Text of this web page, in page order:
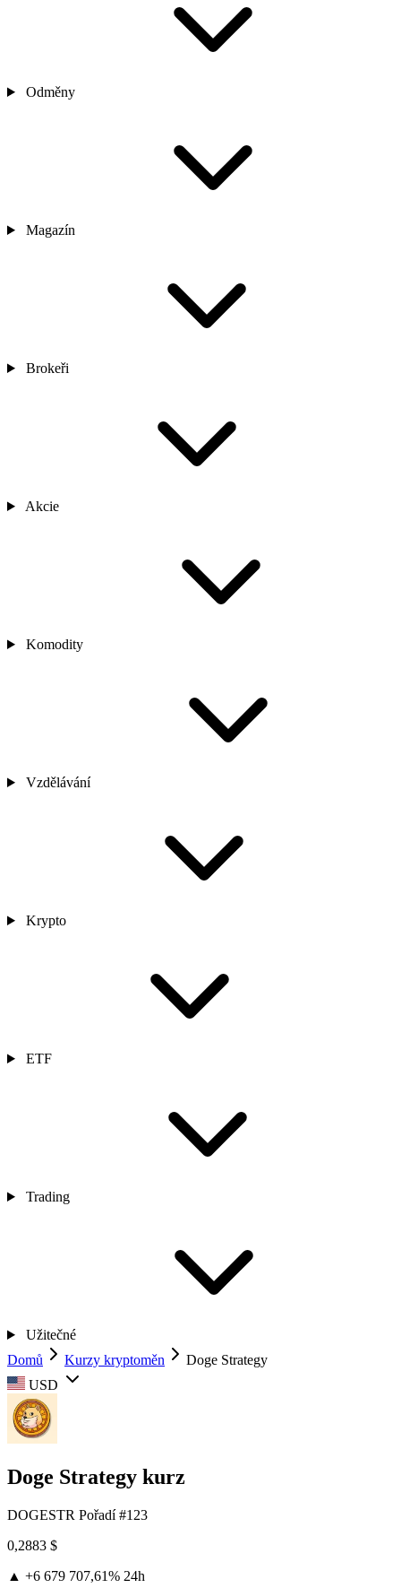
Odměny
Magazín
Brokeři
Akcie
Komodity
Vzdělávání
Krypto
ETF
Trading
Užitečné
Domů
Kurzy kryptoměn
Doge Strategy
USD
Doge Strategy kurz
DOGESTR Pořadí #123
0,2883 $
▲ +6 679 707,61% 24h